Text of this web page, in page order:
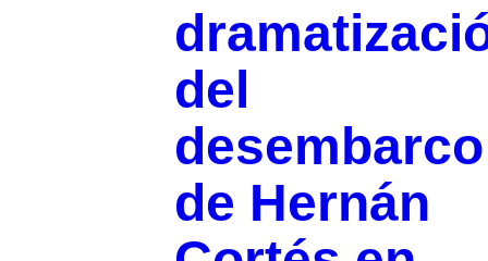
del
desembarco
de Hernán